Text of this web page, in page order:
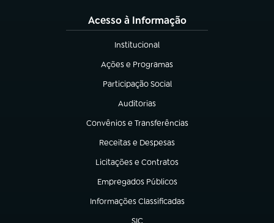
Acesso à Informação
Institucional
(abre em nova aba)
Ações e Programas
(abre em nova aba)
Participação Social
(abre em nova aba)
Auditorias
(abre em nova aba)
Convênios e Transferências
(abre em nova aba)
Receitas e Despesas
(abre em nova aba)
Licitações e Contratos
(abre em nova aba)
Empregados Públicos
(abre em nova aba)
Informações Classificadas
(abre em nova aba)